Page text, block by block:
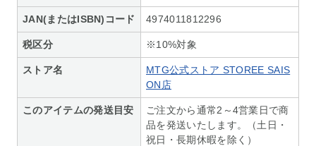
JAN(またはISBN)コード 4974011812296
税区分 ※10%対象
ストア名
MTG公式ストア STOREE SAIS
ON店
このアイテムの発送目安
ご注文から通常2～4営業日で商
品を発送いたします。（土日・
祝日・長期休暇を除く）